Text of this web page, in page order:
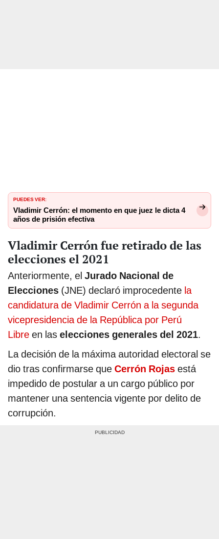
PUEDES VER:
Vladimir Cerrón: el momento en que juez le dicta 4
años de prisión efectiva
Vladimir Cerrón fue retirado de las
elecciones el 2021
Anteriormente, el Jurado Nacional de
Elecciones (JNE) declaró improcedente la
candidatura de Vladimir Cerrón a la segunda
vicepresidencia de la República por Perú
Libre en las elecciones generales del 2021.
La decisión de la máxima autoridad electoral se
dio tras confirmarse que Cerrón Rojas está
impedido de postular a un cargo público por
mantener una sentencia vigente por delito de
corrupción.